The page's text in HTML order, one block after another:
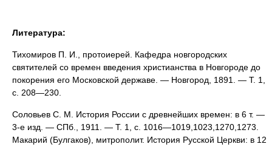
Литература:
Тихомиров П. И., протоиерей. Кафедра новгородских
святителей со времен введения христианства в Новгороде до
покорения его Московской державе. — Новгород, 1891. — Т. 1,
с. 208—230.
Соловьев С. М. История России с древнейших времен: в 6 т. —
3-е изд. — СПб., 1911. — Т. 1, с. 1016—1019,1023,1270,1273.
Макарий (Булгаков), митрополит. История Русской Церкви: в 12